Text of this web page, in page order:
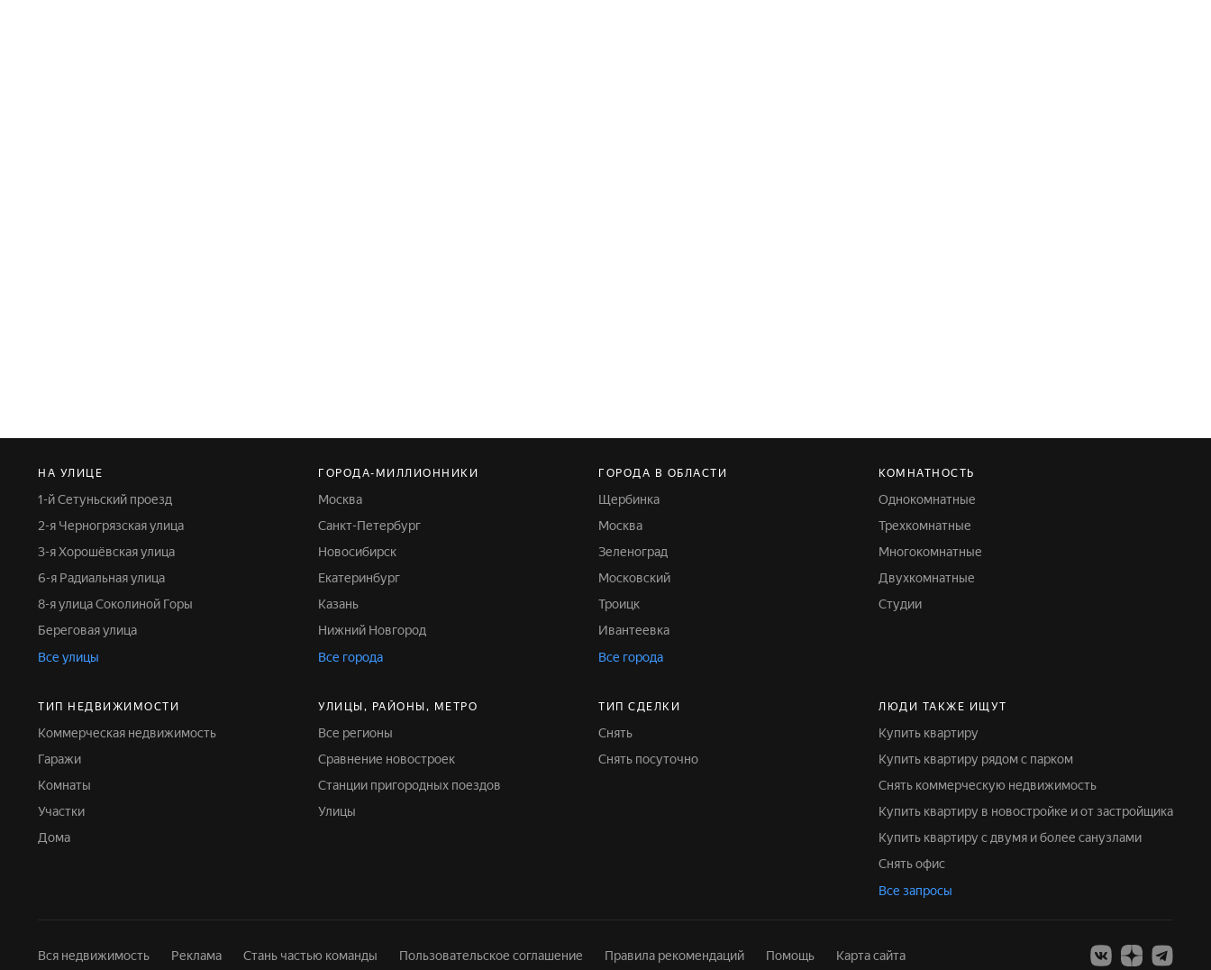
НА УЛИЦЕ
1-й Сетуньский проезд
2-я Черногрязская улица
3-я Хорошёвская улица
6-я Радиальная улица
8-я улица Соколиной Горы
Береговая улица
Все улицы
ГОРОДА-МИЛЛИОННИКИ
Москва
Санкт-Петербург
Новосибирск
Екатеринбург
Казань
Нижний Новгород
Все города
ГОРОДА В ОБЛАСТИ
Щербинка
Москва
Зеленоград
Московский
Троицк
Ивантеевка
Все города
КОМНАТНОСТЬ
Однокомнатные
Трехкомнатные
Многокомнатные
Двухкомнатные
Студии
ТИП НЕДВИЖИМОСТИ
Коммерческая недвижимость
Гаражи
Комнаты
Участки
Дома
УЛИЦЫ, РАЙОНЫ, МЕТРО
Все регионы
Сравнение новостроек
Станции пригородных поездов
Улицы
ТИП СДЕЛКИ
Снять
Снять посуточно
ЛЮДИ ТАКЖЕ ИЩУТ
Купить квартиру
Купить квартиру рядом с парком
Снять коммерческую недвижимость
Купить квартиру в новостройке и от застройщика
Купить квартиру с двумя и более санузлами
Снять офис
Все запросы
Вся недвижимость Реклама Стань частью команды Пользовательское соглашение Правила рекомендаций Помощь Карта сайта